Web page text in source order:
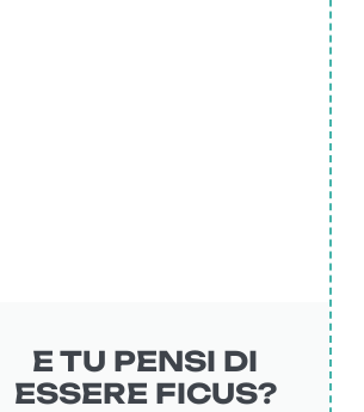
E TU PENSI DI
ESSERE FICUS?